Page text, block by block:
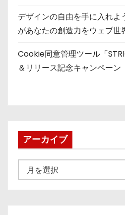
デザインの自由を手に入れ
があなたの創造力をウェブ
Cookie同意管理ツール「
＆リリース記念キャンペーン
アーカイブ
ー